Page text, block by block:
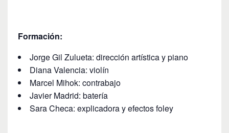
Formación:
Jorge Gil Zulueta: dirección artística y piano
Diana Valencia: violín
Marcel Mihok: contrabajo
Javier Madrid: batería
Sara Checa: explicadora y efectos foley